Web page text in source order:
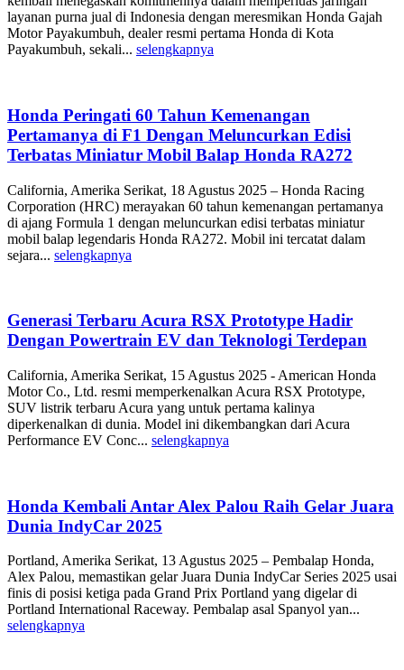
layanan purna jual di Indonesia dengan meresmikan Honda Gajah
Motor Payakumbuh, dealer resmi pertama Honda di Kota
Payakumbuh, sekali... selengkapnya
Honda Peringati 60 Tahun Kemenangan
Pertamanya di F1 Dengan Meluncurkan Edisi
Terbatas Miniatur Mobil Balap Honda RA272
California, Amerika Serikat, 18 Agustus 2025 – Honda Racing
Corporation (HRC) merayakan 60 tahun kemenangan pertamanya
di ajang Formula 1 dengan meluncurkan edisi terbatas miniatur
mobil balap legendaris Honda RA272. Mobil ini tercatat dalam
sejara... selengkapnya
Generasi Terbaru Acura RSX Prototype Hadir
Dengan Powertrain EV dan Teknologi Terdepan
California, Amerika Serikat, 15 Agustus 2025 - American Honda
Motor Co., Ltd. resmi memperkenalkan Acura RSX Prototype,
SUV listrik terbaru Acura yang untuk pertama kalinya
diperkenalkan di dunia. Model ini dikembangkan dari Acura
Performance EV Conc... selengkapnya
Honda Kembali Antar Alex Palou Raih Gelar Juara
Dunia IndyCar 2025
Portland, Amerika Serikat, 13 Agustus 2025 – Pembalap Honda,
Alex Palou, memastikan gelar Juara Dunia IndyCar Series 2025 usai
finis di posisi ketiga pada Grand Prix Portland yang digelar di
Portland International Raceway. Pembalap asal Spanyol yan...
selengkapnya